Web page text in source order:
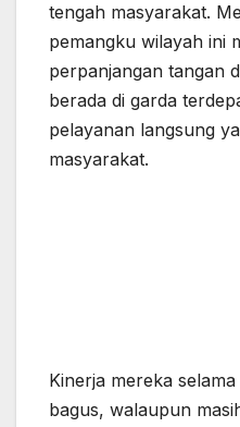
tengah masyarakat.
pemangku wilayah ini
perpanjangan tangan
berada di garda
pelayanan langsung
masyarakat.
Kinerja mereka
bagus, walaupun